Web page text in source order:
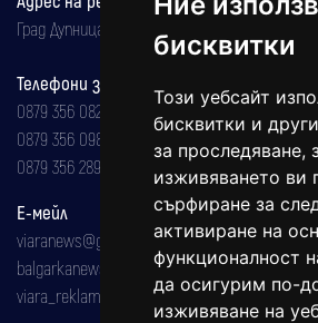
бисквитки
Този уебсайт
бисквитки и
за проследяване,
изживяването ви
сърфиране за
активиране на
функционалност
да осигурим по-
изживяване на
Град Дупница, ул.''Христо Ботев" 43
Телефони за реклама и абонаменти
0879 356 082
0879 356 098
0879 356 289
Е-мейл
viaranews@gmail.com
balgarkanews@gmail.com
viara_reklama@mail.bg